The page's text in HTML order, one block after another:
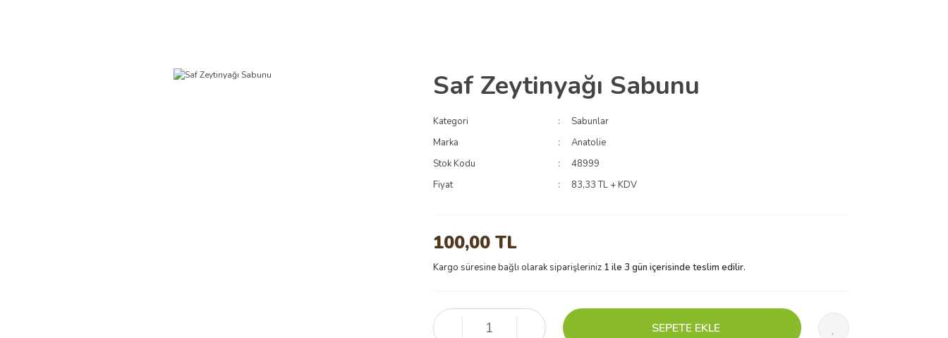
Saf Zeytinyağı Sabunu
Kategori
Sabunlar
Marka
Anatolie
Stok Kodu
48999
Fiyat
83,33 TL + KDV
100,00 TL
Kargo süresine bağlı olarak siparişleriniz 1 ile 3 gün içerisinde teslim edilir.
SEPETE EKLE